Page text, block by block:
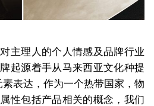
主理人的个人情感及品牌行业
起源着手从马来西亚文化种提
表达，作为一个热带国家，物
性包括产品相关的概念，我们